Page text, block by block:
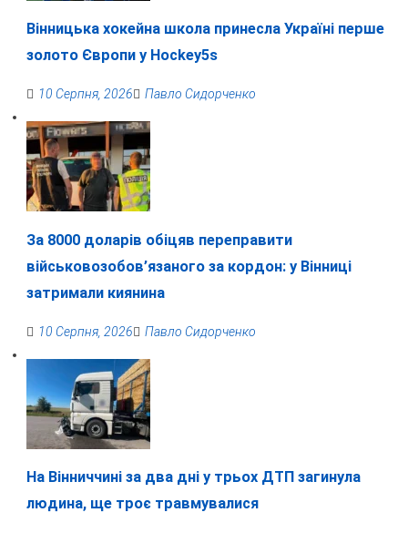
Вінницька хокейна школа принесла Україні перше
золото Європи у Hockey5s
10 Серпня, 2026 Павло Сидорченко
За 8000 доларів обіцяв переправити
військовозобов’язаного за кордон: у Вінниці
затримали киянина
10 Серпня, 2026 Павло Сидорченко
На Вінниччині за два дні у трьох ДТП загинула
людина, ще троє травмувалися